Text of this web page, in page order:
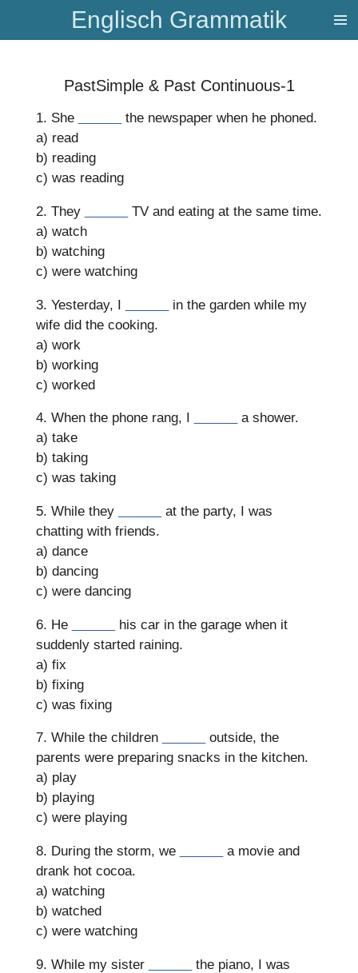
Hauptinhalt
Englisch Grammatik
PastSimple & Past Continuous-1
1. She
the newspaper when he phoned.
a) read
b) reading
c) was reading
2. They
TV and eating at the same time.
a) watch
b) watching
c) were watching
3. Yesterday, I
in the garden while my
wife did the cooking.
a) work
b) working
c) worked
4. When the phone rang, I
a shower.
a) take
b) taking
c) was taking
5. While they
at the party, I was
chatting with friends.
a) dance
b) dancing
c) were dancing
6. He
his car in the garage when it
suddenly started raining.
a) fix
b) fixing
c) was fixing
7. While the children
outside, the
parents were preparing snacks in the kitchen.
a) play
b) playing
c) were playing
8. During the storm, we
a movie and
drank hot cocoa.
a) watching
b) watched
c) were watching
9. While my sister
the piano, I was